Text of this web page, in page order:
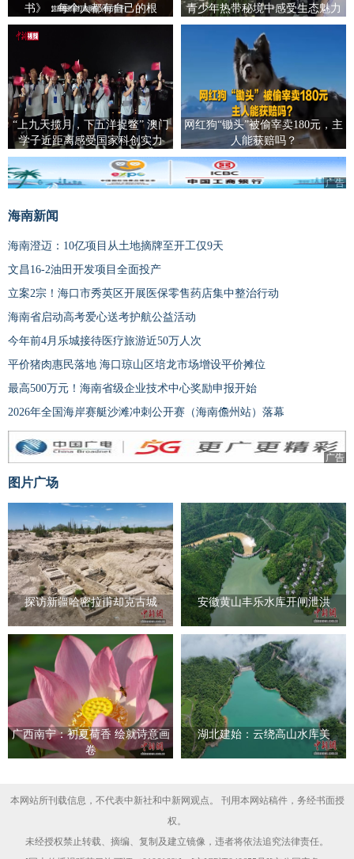
书》：每个人都有自己的根
青少年热带秘境中感受生态魅力
“上九天揽月，下五洋捉鳖” 澳门
学子近距离感受国家科创实力
网红狗“锄头”被偷宰卖180元，主
人能获赔吗？
广告
海南新闻
海南澄迈：10亿项目从土地摘牌至开工仅9天
文昌16-2油田开发项目全面投产
立案2宗！海口市秀英区开展医保零售药店集中整治行动
海南省启动高考爱心送考护航公益活动
今年前4月乐城接待医疗旅游近50万人次
平价猪肉惠民落地 海口琼山区培龙市场增设平价摊位
最高500万元！海南省级企业技术中心奖励申报开始
2026年全国海岸赛艇沙滩冲刺公开赛（海南儋州站）落幕
广告
图片广场
探访新疆哈密拉甫却克古城 安徽黄山丰乐水库开闸泄洪
广西南宁：初夏荷香 绘就诗意画
卷
湖北建始：云绕高山水库美
本网站所刊载信息，不代表中新社和中新网观点。 刊用本网站稿件，务经书面授
权。
未经授权禁止转载、摘编、复制及建立镜像，违者将依法追究法律责任。